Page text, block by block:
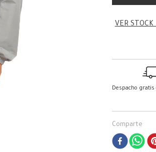
VER
Despacho gratis
Comparte